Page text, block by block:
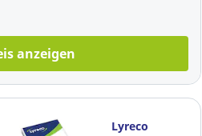
anzeigen
Lyreco